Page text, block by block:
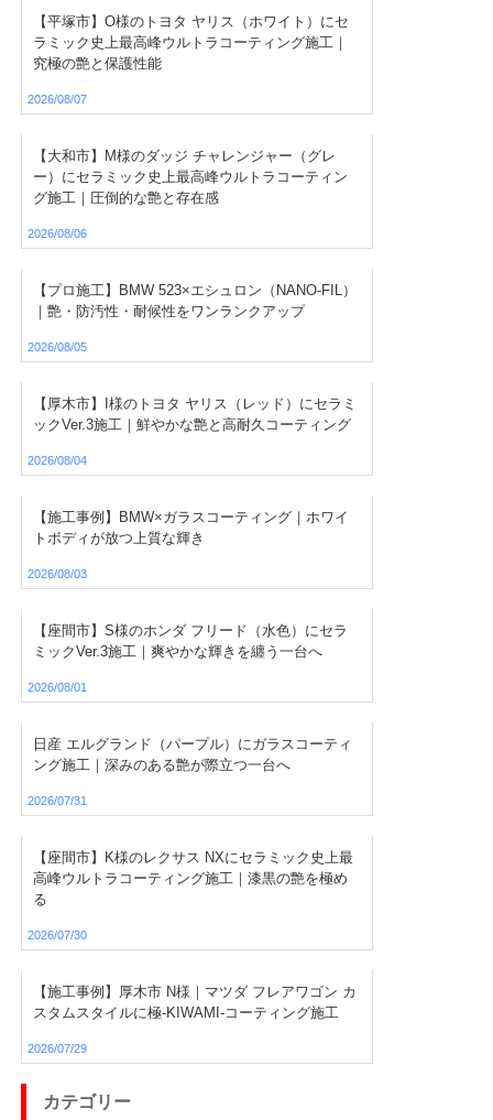
【平塚市】O様のトヨタ ヤリス（ホワイト）にセ
ラミック史上最高峰ウルトラコーティング施工｜
究極の艶と保護性能
2026/08/07
【大和市】M様のダッジ チャレンジャー（グレ
ー）にセラミック史上最高峰ウルトラコーティン
グ施工｜圧倒的な艶と存在感
2026/08/06
【プロ施工】BMW 523×エシュロン（NANO-FIL）
｜艶・防汚性・耐候性をワンランクアップ
2026/08/05
【厚木市】I様のトヨタ ヤリス（レッド）にセラミ
ックVer.3施工｜鮮やかな艶と高耐久コーティング
2026/08/04
【施工事例】BMW×ガラスコーティング｜ホワイ
トボディが放つ上質な輝き
2026/08/03
【座間市】S様のホンダ フリード（水色）にセラ
ミックVer.3施工｜爽やかな輝きを纏う一台へ
2026/08/01
日産 エルグランド（パープル）にガラスコーティ
ング施工｜深みのある艶が際立つ一台へ
2026/07/31
【座間市】K様のレクサス NXにセラミック史上最
高峰ウルトラコーティング施工｜漆黒の艶を極め
る
2026/07/30
【施工事例】厚木市 N様｜マツダ フレアワゴン カ
スタムスタイルに極-KIWAMI-コーティング施工
2026/07/29
カテゴリー